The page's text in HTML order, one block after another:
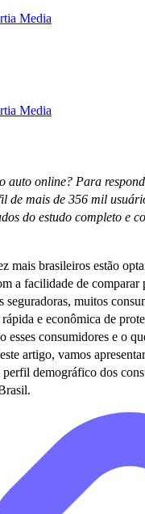
Media
Media
auto online? Para
de mais de 356 mil
do estudo completo e
mais brasileiros estão
a facilidade de comparar
seguradoras, muitos
e econômica de
esses consumidores e o
artigo, vamos
perfil demográfico dos